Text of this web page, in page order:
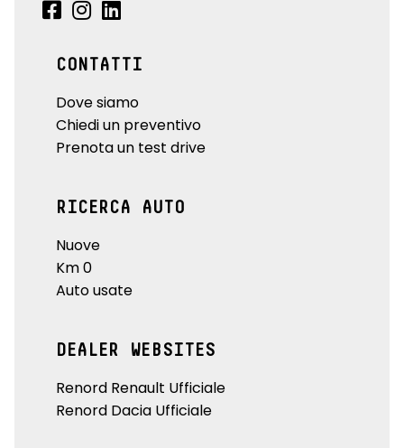
CONTATTI
Dove siamo
Chiedi un preventivo
Prenota un test drive
RICERCA AUTO
Nuove
Km 0
Auto usate
DEALER WEBSITES
Renord Renault Ufficiale
Renord Dacia Ufficiale